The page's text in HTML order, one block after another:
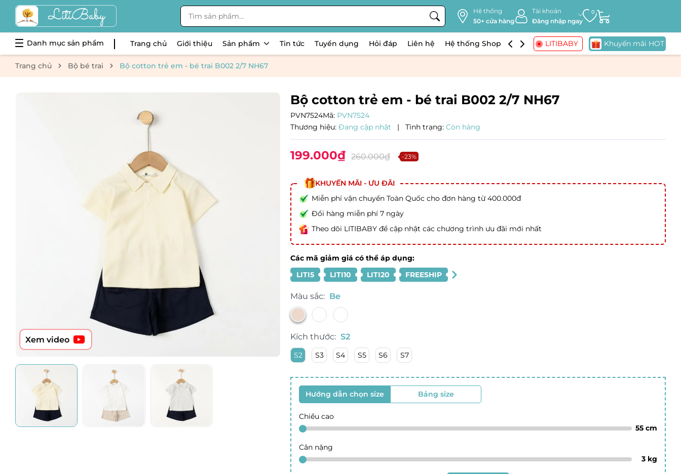
Hệ thống
50+ cửa hàng
Tài khoản
Đăng nhập ngay
0
Danh mục sản phẩm Trang chủ Giới thiệu Sản phẩm Tin tức Tuyển dụng Hỏi đáp Liên hệ Hệ thống Shop Khuyến mãiLITIBABY Khuyến mãi HOT
Trang chủ Bộ bé trai Bộ cotton trẻ em - bé trai B002 2/7 NH67
Xem video
Bộ cotton trẻ em - bé trai B002 2/7 NH67
PVN7524Mã: PVN7524
Thương hiệu: Đang cập nhật | Tình trạng: Còn hàng
199.000₫ 260.000₫ -23%
KHUYẾN MÃI - ƯU ĐÃI
Miễn phí vận chuyển Toàn Quốc cho đơn hàng từ 400.000đ
Đổi hàng miễn phí 7 ngày
Theo dõi LITIBABY để cập nhật các chương trình ưu đãi mới nhất
Các mã giảm giá có thể áp dụng:
LITI5
LITI10 LITI20 FREESHIP
Màu sắc: Be
Kích thước: S2
S2 S3 S4 S5 S6 S7
Hướng dẫn chọn size Bảng size
Chiều cao
55cm
Cân nặng
3kg